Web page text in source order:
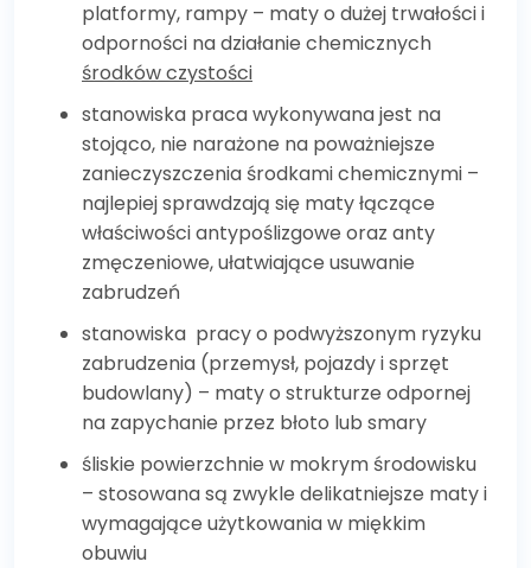
platformy, rampy – maty o dużej trwałości i
odporności na działanie chemicznych
środków czystości
stanowiska praca wykonywana jest na
stojąco, nie narażone na poważniejsze
zanieczyszczenia środkami chemicznymi –
najlepiej sprawdzają się maty łączące
właściwości antypoślizgowe oraz anty
zmęczeniowe, ułatwiające usuwanie
zabrudzeń
stanowiska pracy o podwyższonym ryzyku
zabrudzenia (przemysł, pojazdy i sprzęt
budowlany) – maty o strukturze odpornej
na zapychanie przez błoto lub smary
śliskie powierzchnie w mokrym środowisku
– stosowana są zwykle delikatniejsze maty i
wymagające użytkowania w miękkim
obuwiu